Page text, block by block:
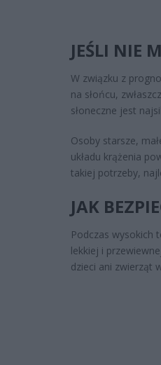
JEŚLI NIE
W związku z
na słońcu,
słoneczne jest
Osoby starsze,
układu krążenia
takiej potrzeby,
JAK
Podczas wysokich
lekkiej i
dzieci ani zwierząt